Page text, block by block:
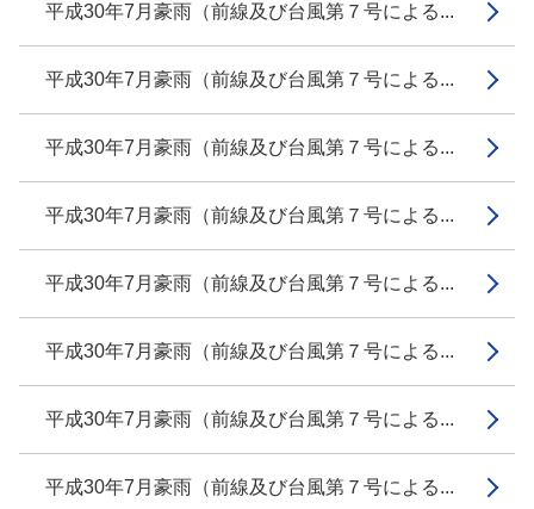
平成30年7月豪雨（前線及び台風第７号による...
平成30年7月豪雨（前線及び台風第７号による...
平成30年7月豪雨（前線及び台風第７号による...
平成30年7月豪雨（前線及び台風第７号による...
平成30年7月豪雨（前線及び台風第７号による...
平成30年7月豪雨（前線及び台風第７号による...
平成30年7月豪雨（前線及び台風第７号による...
平成30年7月豪雨（前線及び台風第７号による...